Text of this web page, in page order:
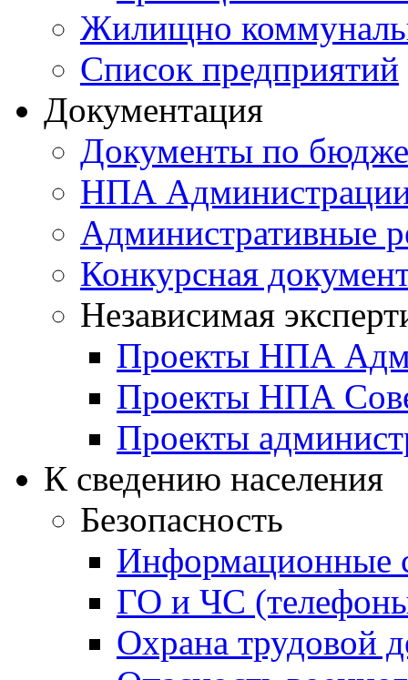
Жилищно
Список предприятий
Документация
Документы по
НПА
Административные
Конкурсная
Независимая
Проекты НПА
Проекты НПА
Проекты
К сведению населения
Безопасность
Информационные
ГО и ЧС
Охрана трудовой